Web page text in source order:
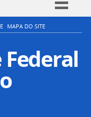
Simplifique!
Participe
à informação
Legislação
MAPA DO SITE